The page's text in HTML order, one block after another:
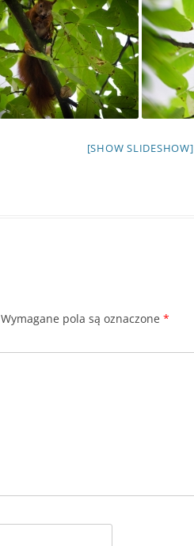
[SHOW SLIDESHOW]
Wymagane pola są oznaczone *